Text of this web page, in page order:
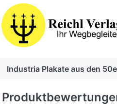
Industria Plakate aus den